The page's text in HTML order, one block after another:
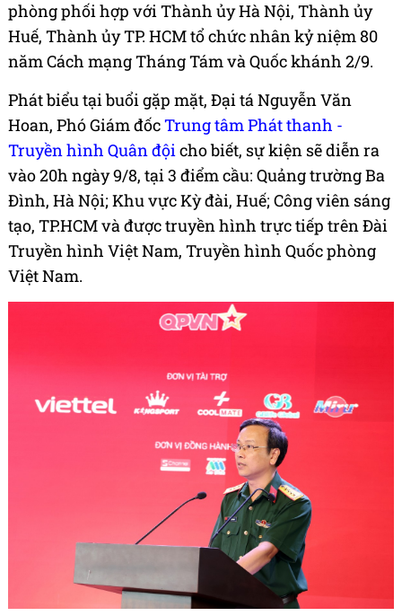
phòng phối hợp với Thành ủy Hà Nội, Thành ủy
Huế, Thành ủy TP. HCM tổ chức nhân kỷ niệm 80
năm Cách mạng Tháng Tám và Quốc khánh 2/9.
Phát biểu tại buổi gặp mặt, Đại tá Nguyễn Văn
Hoan, Phó Giám đốcTrung tâm Phát thanh -
Truyền hình Quân độicho biết, sự kiện sẽ diễn ra
vào 20h ngày 9/8, tại 3 điểm cầu: Quảng trường Ba
Đình, Hà Nội; Khu vực Kỳ đài, Huế; Công viên sáng
tạo, TP.HCM và được truyền hình trực tiếp trên Đài
Truyền hình Việt Nam, Truyền hình Quốc phòng
Việt Nam.